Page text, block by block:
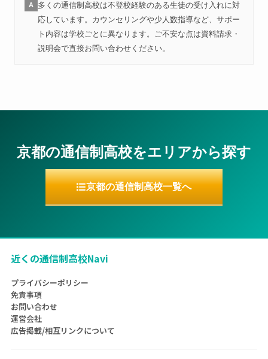
A
多くの通信制高校は不登校経験のある生徒の受け入れに対
応しています。カウンセリングや少人数指導など、サポー
ト内容は学校ごとに異なります。ご不安な点は資料請求・
説明会で直接お問い合わせください。
京都の通信制高校をエリアから探す
京都の通信制高校一覧へ
近くの通信制高校Navi
プライバシーポリシー
免責事項
お問い合わせ
運営会社
広告掲載/相互リンクについて